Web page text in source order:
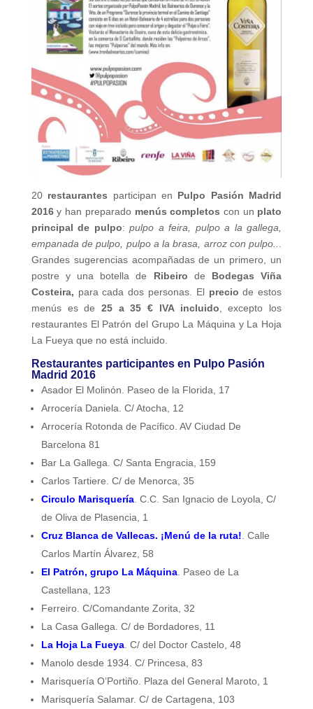
20 restaurantes participan en Pulpo Pasión Madrid
2016y han preparado menús completos con un plato
principal de pulpo:pulpo a feira, pulpo a la gallega,
empanada de pulpo, pulpo a la brasa, arroz con pulpo...
Grandes sugerencias acompañadas de un primero, un
postre y una botella de Ribeiro de Bodegas Viña
Costeira, para cada dos personas. El precio de estos
menús es de25 a 35 € IVA incluido, excepto los
restaurantes El Patrón del Grupo La Máquina y La Hoja
La Fueya que no está incluido.
Restaurantes participantes en Pulpo Pasión
Madrid 2016
Asador El Molinón. Paseo de la Florida, 17
Arrocería Daniela. C/ Atocha, 12
Arrocería Rotonda de Pacífico. AV Ciudad De
Barcelona 81
Bar La Gallega. C/ Santa Engracia, 159
Carlos Tartiere. C/ de Menorca, 35
Circulo Marisquería. C.C. San Ignacio de Loyola, C/
de Oliva de Plasencia, 1
Cruz Blanca de Vallecas. ¡Menú de la ruta!. Calle
Carlos Martín Álvarez, 58
El Patrón, grupo La Máquina. Paseo de La
Castellana, 123
Ferreiro. C/Comandante Zorita, 32
La Casa Gallega. C/ de Bordadores, 11
La Hoja La Fueya. C/ del Doctor Castelo, 48
Manolo desde 1934. C/ Princesa, 83
Marisquería O’Portiño. Plaza del General Maroto, 1
Marisquería Salamar. C/ de Cartagena, 103